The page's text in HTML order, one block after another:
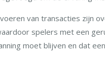
van transacties zijn
spelers met een
moet blijven en dat